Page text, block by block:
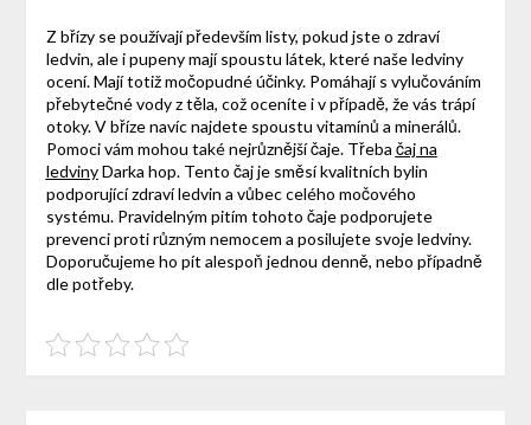
Z břízy se používají především listy, pokud jste o zdraví
ledvin, ale i pupeny mají spoustu látek, které naše ledviny
ocení. Mají totiž močopudné účinky. Pomáhají s vylučováním
přebytečné vody z těla, což oceníte i v případě, že vás trápí
otoky. V bříze navíc najdete spoustu vitamínů a minerálů.
Pomoci vám mohou také nejrůznější čaje. Třeba čaj na
ledvinyDarka hop. Tento čaj je směsí kvalitních bylin
podporující zdraví ledvin a vůbec celého močového
systému. Pravidelným pitím tohoto čaje podporujete
prevenci proti různým nemocem a posilujete svoje ledviny.
Doporučujeme ho pít alespoň jednou denně, nebo případně
dle potřeby.